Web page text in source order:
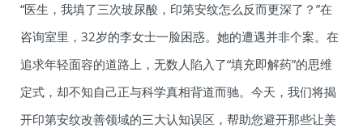
“医生，我填了三次玻尿酸，印第安纹怎么反而更深了？”在
咨询室里，32岁的李女士一脸困惑。她的遭遇并非个案。在
追求年轻面容的道路上，无数人陷入了“填充即解药”的思维
定式，却不知自己正与科学真相背道而驰。今天，我们将揭
开印第安纹改善领域的三大认知误区，帮助您避开那些让美